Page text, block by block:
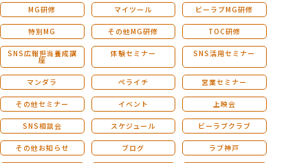
MG研修 マイツール ビーラブMG研修
特別MG その他MG研修 TOC研修
SNS広報担当養成講
座
体験セミナー SNS活用セミナー
マンダラ ペライチ 営業セミナー
その他セミナー イベント 上映会
SNS相談会 スケジュール ビーラブクラブ
その他お知らせ ブログ ラブ神戸